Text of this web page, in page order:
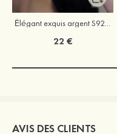
Élégant exquis argent S925 zircon boucles d'oreilles
22 €
AVIS DES CLIENTS